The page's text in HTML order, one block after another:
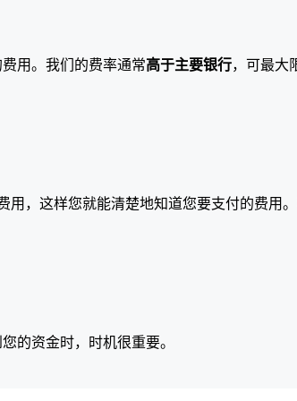
用。我们的费率通常高于主要银行，可最大
用，这样您就能清楚地知道您要支付的费用
的资金时，时机很重要。